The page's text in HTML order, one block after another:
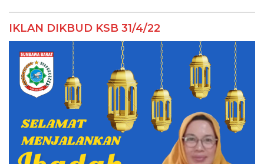
IKLAN DIKBUD KSB 31/4/22